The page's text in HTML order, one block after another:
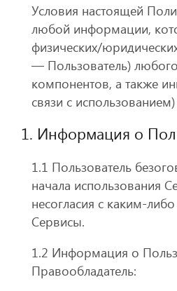
Условия настоящей
любой информации,
физических/
— Пользователь)
компонентов, а также
связи с
1. Информация о
1.1 Пользователь
начала использования
несогласия с каким-
Сервисы.
1.2 Информация о
Правообладатель: